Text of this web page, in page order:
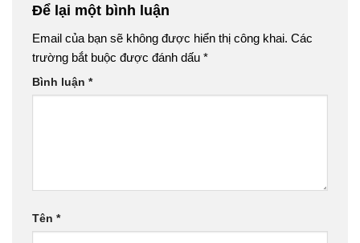
Để lại một bình luận
Email của bạn sẽ không được hiển thị công khai. Các
trường bắt buộc được đánh dấu *
Bình luận *
Tên *